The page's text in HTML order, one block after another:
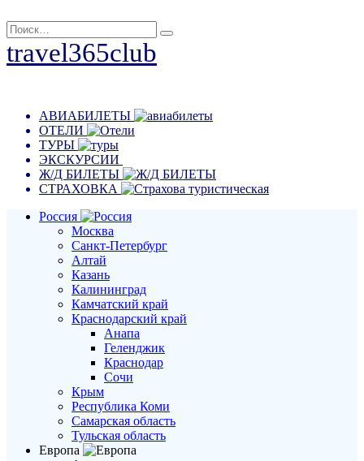
Перейти
к
содержанию
Search
for:
travel365club
АВИАБИЛЕТЫ
ОТЕЛИ
ТУРЫ
ЭКСКУРСИИ
Ж/Д БИЛЕТЫ
СТРАХОВКА
Россия
Москва
Санкт-Петербург
Алтай
Казань
Калининград
Камчатский край
Краснодарский край
Анапа
Геленджик
Краснодар
Сочи
Крым
Республика Коми
Самарская область
Тульская область
Европа